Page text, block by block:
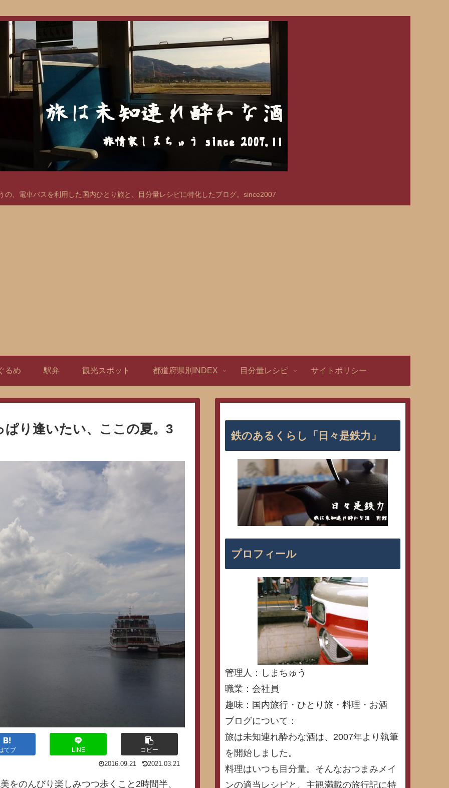
の、電車バスを利用した国内ひとり旅と、目分量レシピに特化したブログ。since2007
るめ 駅弁 観光スポット 都道府県別INDEX 目分量レシピ サイトポリシー
り逢いたい、ここの夏。3
てブ LINE コピー
2016.09.21 2021.03.21
をのんびり楽しみつつ歩くこと2時間半、
鉄のあるくらし「日々是鉄力」
プロフィール
管理人：しまちゅう
職業：会社員
趣味：国内旅行・ひとり旅・料理・お酒
ブログについて：
旅は未知連れ酔わな酒は、2007年より執筆
を開始しました。
料理はいつも目分量。そんなおつまみメイ
ンの適当レシピと、主観満載の旅行記に特